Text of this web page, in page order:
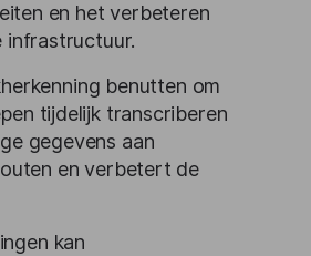
en het verbeteren
infrastructuur.
benutten om
tijdelijk transcriberen
gegevens aan
en verbetert de
kan